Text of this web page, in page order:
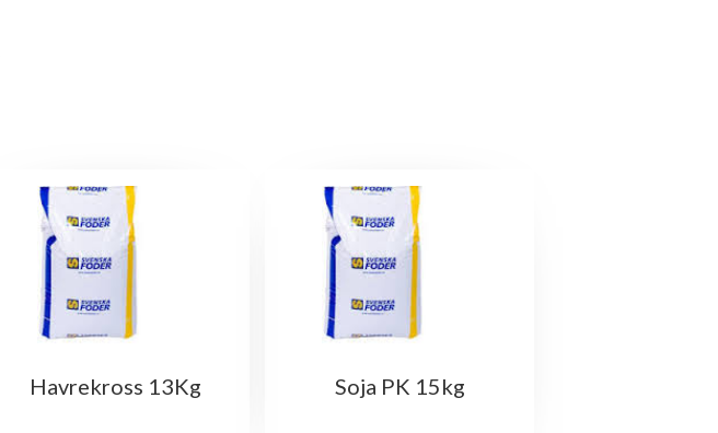
Havrekross 13Kg Soja PK 15kg